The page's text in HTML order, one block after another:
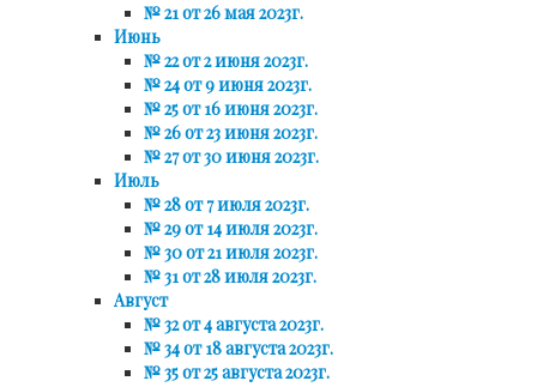
№ 21 от 26 мая 2023г.
Июнь
№ 22 от 2 июня 2023г.
№ 24 от 9 июня 2023г.
№ 25 от 16 июня 2023г.
№ 26 от 23 июня 2023г.
№ 27 от 30 июня 2023г.
Июль
№ 28 от 7 июля 2023г.
№ 29 от 14 июля 2023г.
№ 30 от 21 июля 2023г.
№ 31 от 28 июля 2023г.
Август
№ 32 от 4 августа 2023г.
№ 34 от 18 августа 2023г.
№ 35 от 25 августа 2023г.